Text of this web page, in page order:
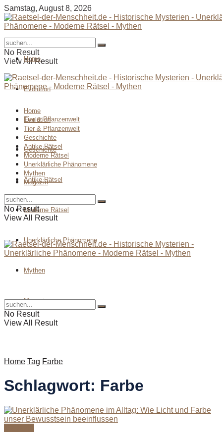
Samstag, August 8, 2026
No Result
View All Result
Home
Evolution
Tier & Pflanzenwelt
Geschichte
Antike Rätsel
Moderne Rätsel
Unerklärliche Phänomene
Mythen
Magazin
Home
Evolution
Tier & Pflanzenwelt
Geschichte
Antike Rätsel
Moderne Rätsel
Unerklärliche Phänomene
Mythen
Magazin
No Result
View All Result
No Result
View All Result
Home Tag Farbe
Schlagwort: Farbe